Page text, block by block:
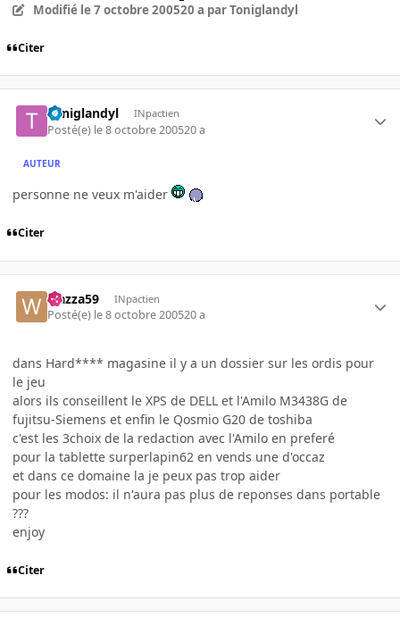
Modifié le 7 octobre 200520 a par Toniglandyl
Citer
Toniglandyl INpactien
Posté(e) le 8 octobre 200520 a
AUTEUR
personne ne veux m'aider
Citer
wazza59 INpactien
Posté(e) le 8 octobre 200520 a
dans Hard**** magasine il y a un dossier sur les ordis pour
le jeu
alors ils conseillent le XPS de DELL et l'Amilo M3438G de
fujitsu-Siemens et enfin le Qosmio G20 de toshiba
c'est les 3choix de la redaction avec l'Amilo en preferé
pour la tablette surperlapin62 en vends une d'occaz
et dans ce domaine la je peux pas trop aider
pour les modos: il n'aura pas plus de reponses dans portable
???
enjoy
Citer